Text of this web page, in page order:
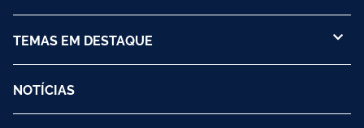
TEMAS EM DESTAQUE
NOTÍCIAS